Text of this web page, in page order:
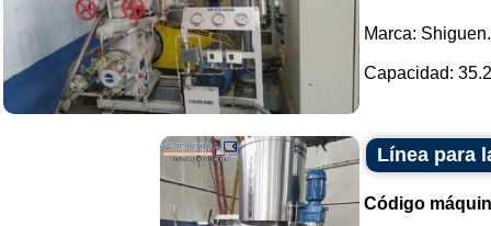
Marca: Shiguen.
Capacidad:
Línea para
Código